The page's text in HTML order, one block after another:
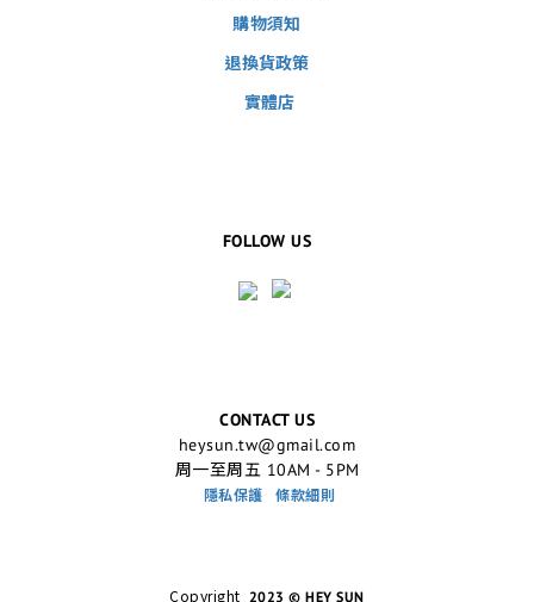
購物須知
退換貨政策
實體店
FOLLOW US
CONTACT US
heysun.tw@gmail.com
周一至周五 10AM - 5PM
隱私保護 條款細則
Copyright 2023 © HEY SUN